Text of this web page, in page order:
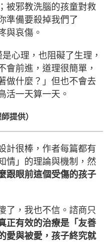
被邪教洗腦的孩童對救
準備要殺掉我們了
與哀傷。
心理，也阻礙了生理，
會前進，道理很簡單，
做什麼？」但也不會去
活一天算一天。
提供）
很棒，作者每篇都有
情」的理論與機制，然
跟眼前這個受傷的孩子
，我也不信。諮商只
正有效的治療是「友善
愛與被愛，孩子終究就